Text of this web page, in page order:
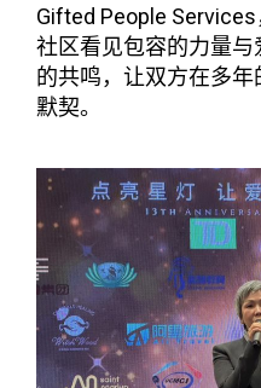
Gifted People
社区看见包容的力量
的共鸣，让双方在多
默契。